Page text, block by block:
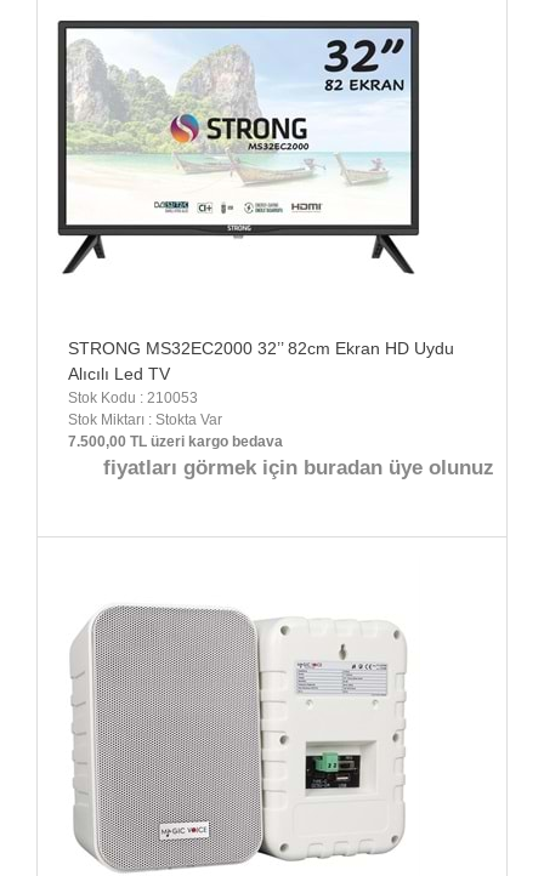
STRONG MS32EC2000 32’’ 82cm Ekran HD Uydu
Alıcılı Led TV
Stok Kodu : 210053
Stok Miktarı : Stokta Var
7.500,00 TL üzeri kargo bedava
fiyatları görmek için buradan üye olunuz